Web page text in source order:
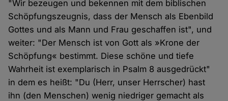
"Wir bezeugen und bekennen mit dem biblischen
Schöpfungszeugnis, dass der Mensch als Ebenbild
Gottes und als Mann und Frau geschaffen ist", und
weiter: "Der Mensch ist von Gott als »Krone der
Schöpfung« bestimmt. Diese schöne und tiefe
Wahrheit ist exemplarisch in Psalm 8 ausgedrückt"
in dem es heißt: "Du (Herr, unser Herrscher) hast
ihn (den Menschen) wenig niedriger gemacht als